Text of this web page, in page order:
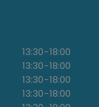
13:30-18:00
13:30-18:00
13:30-18:00
13:30-18:00